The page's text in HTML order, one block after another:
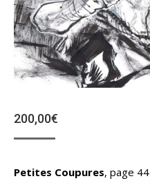
200,00€
Petites Coupures, page 44